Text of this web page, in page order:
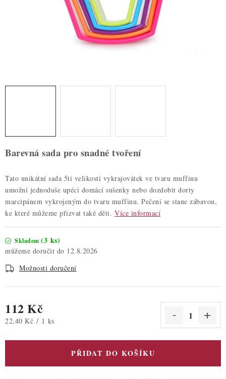
DÁRKOVÉ POUKAZY
TÉMATICKÉ PRODUKTY
NOVÉ ZBOŽÍ
Nepřevzetí zásilky na dobírku
Obchodní podmínky
Hodnocení obchodu
Blog
Moje objednávka
Barevná sada pro snadné tvoření
Tato unikátní sada 5ti velikostí vykrajovátek ve tvaru muffinu
umožní jednoduše upéci domácí sušenky nebo dozdobit dorty
marcipánem vykrojeným do tvaru muffinu. Pečení se stane zábavou,
ke které můžeme přizvat také děti. Více informací
Skladem (3 ks)
12.8.2026
Možnosti doručení
112 Kč
Měrná cena:
22,40 Kč / 1 ks
PŘIDAT DO KOŠÍKU